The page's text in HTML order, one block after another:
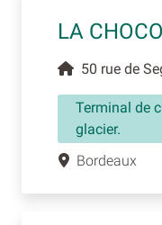
LA
50 rue de
Terminal de
glacier.
Bordeaux